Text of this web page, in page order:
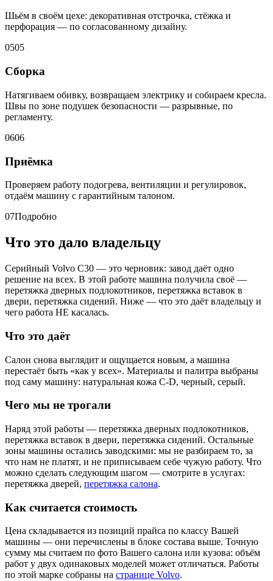
Шьём в своём цехе: декоративная отстрочка, стёжка и
перфорация — по согласованному дизайну.
0505
Сборка
Натягиваем обивку, возвращаем электрику и собираем кресла.
Швы по зоне подушек безопасности — разрывные, по
регламенту.
0606
Приёмка
Проверяем работу подогрева, вентиляции и регулировок,
отдаём машину с гарантийным талоном.
07Подробно
Что это дало владельцу
Серийный Volvo C30 — это черновик: завод даёт одно
решение на всех. В этой работе машина получила своё —
перетяжка дверных подлокотников, перетяжка вставок в
двери, перетяжка сидений. Ниже — что это даёт владельцу и
чего работа НЕ касалась.
Что это даёт
Салон снова выглядит и ощущается новым, а машина
перестаёт быть «как у всех». Материалы и палитра выбраны
под саму машину: натуральная кожа C-D, черный, серый.
Чего мы не трогали
Наряд этой работы — перетяжка дверных подлокотников,
перетяжка вставок в двери, перетяжка сидений. Остальные
зоны машины остались заводскими: мы не разбираем то, за
что нам не платят, и не приписываем себе чужую работу. Что
можно сделать следующим шагом — смотрите в услугах:
перетяжка дверей, перетяжка салона.
Как считается стоимость
Цена складывается из позиций прайса по классу Вашей
машины — они перечислены в блоке состава выше. Точную
сумму мы считаем по фото Вашего салона или кузова: объём
работ у двух одинаковых моделей может отличаться. Работы
по этой марке собраны на странице Volvo.